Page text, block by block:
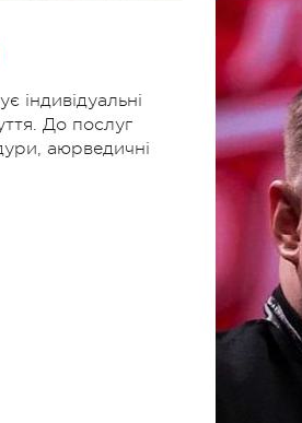
індивідуальні
До послуг
аюрведичні